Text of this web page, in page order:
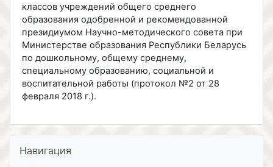
классов учреждений общего среднего
образования одобренной и рекомендованной
президиумом Научно-методического совета при
Министерстве образования Республики Беларусь
по дошкольному, общему среднему,
специальному образованию, социальной и
воспитательной работы (протокол №2 от 28
февраля 2018 г.).
Навигация